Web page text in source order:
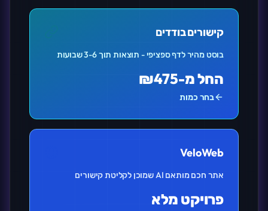
קישורים בודדים
בוסט מהיר לדף ספציפי - תוצאות תוך 3-6 שבועות
החל מ-₪475
בחר כמות
VeloWeb
אתר חכם מותאם AI שמוכן לקליטת קישורים
פרויקט מלא